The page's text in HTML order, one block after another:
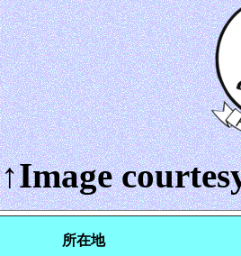
↑Image
所在地